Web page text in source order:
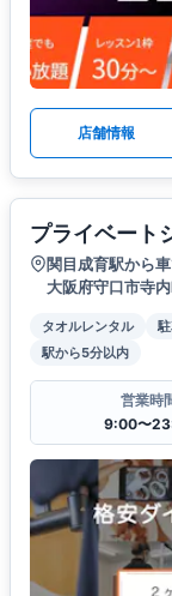
店舗情報
プライベート
関目成育駅から
大阪府守口市寺
タオルレンタル
駅から5分以内
営業時
9:00〜